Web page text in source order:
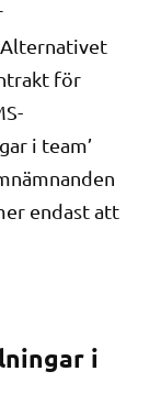
Alternativet
för
i team’
endast att
i